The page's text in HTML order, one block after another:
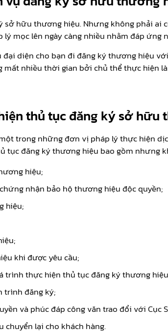
hữu thương hiệu. Nhưng không phải
mọc lên ngày càng nhiều nhằm đáp ứng
diện cho bạn đi đăng ký thương hiệu
nhiều thời gian bởi chủ thể thực hiện
thủ tục đăng ký sở hữu
trong những đơn vị pháp lý thực hiện
tục đăng ký thương hiệu bao gồm nhưng
hiệu;
nhận bảo hộ thương hiệu độc quyền;
hiệu;
khi được yêu cầu;
trình thực hiện thủ tục đăng ký thương
trình đăng ký;
và phúc đáp công văn trao đổi với Cục
chuyển lại cho khách hàng.